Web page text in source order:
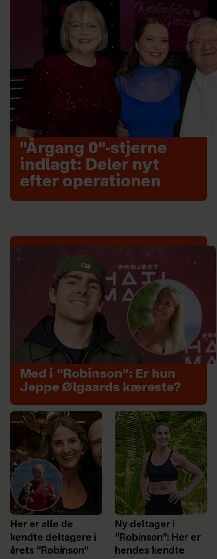
"Årgang 0"-stjerne
indlagt: Deler nyt
efter operationen
Med i “Robinson”: Er hun
Jeppe Ølgaards kæreste?
Her er alle de
kendte deltagere i
årets “Robinson”
Ny deltager i
“Robinson”: Her er
hendes kendte